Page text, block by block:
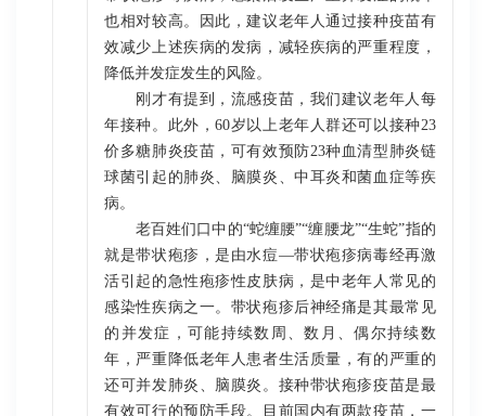
也相对较高。因此，建议老年人通过接种疫苗有
效减少上述疾病的发病，减轻疾病的严重程度，
降低并发症发生的风险。
刚才有提到，流感疫苗，我们建议老年人每
年接种。此外，60岁以上老年人群还可以接种23
价多糖肺炎疫苗，可有效预防23种血清型肺炎链
球菌引起的肺炎、脑膜炎、中耳炎和菌血症等疾
病。
老百姓们口中的“蛇缠腰”“缠腰龙”“生蛇”指的
就是带状疱疹，是由水痘—带状疱疹病毒经再激
活引起的急性疱疹性皮肤病，是中老年人常见的
感染性疾病之一。带状疱疹后神经痛是其最常见
的并发症，可能持续数周、数月、偶尔持续数
年，严重降低老年人患者生活质量，有的严重的
还可并发肺炎、脑膜炎。接种带状疱疹疫苗是最
有效可行的预防手段。目前国内有两款疫苗，一